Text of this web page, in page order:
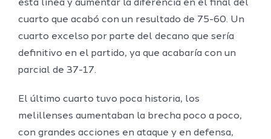
esta línea y aumentar la diferencia en el final del
cuarto que acabó con un resultado de 75-60. Un
cuarto excelso por parte del decano que sería
definitivo en el partido, ya que acabaría con un
parcial de 37-17.
El último cuarto tuvo poca historia, los
melillenses aumentaban la brecha poco a poco,
con grandes acciones en ataque y en defensa,